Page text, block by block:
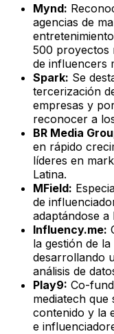
Mynd:
agencias de
500 proyectos
de influencers
Spark: Se
tercerización
empresas y
reconocer a
BR Media
en rápido
líderes en
Latina.
MField:
de
adaptándose a
Influency.me:
la gestión de
desarrollando
análisis de
Play9: Co-
mediatech
contenido y la
e